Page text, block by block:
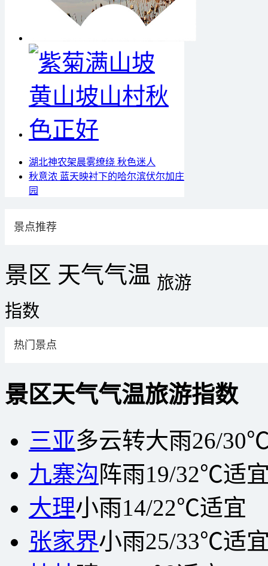
湖北神农架晨雾缭绕 秋色迷人
秋意浓 蓝天映衬下的哈尔滨伏尔加庄
园
景点推荐
景区 天气气温 旅游
指数
热门景点
景区天气气温旅游指数
三亚多云转大雨26/
九寨沟 阵雨19/32℃适
大理小雨14/22℃适宜
张家界小雨25/33℃适